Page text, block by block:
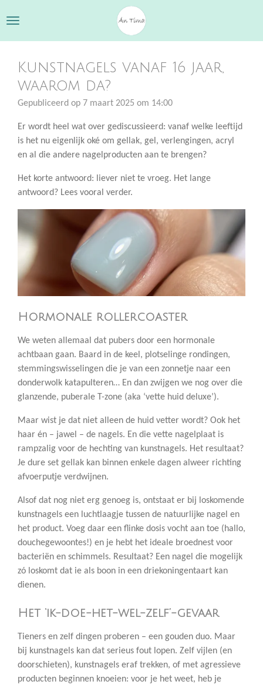
direct
naar
hoofdinhoud
Kunstnagels vanaf 16 jaar,
waarom da?
Gepubliceerd op 7 maart 2025 om 14:00
Er wordt heel wat over gediscussieerd: vanaf welke leeftijd
is het nu eigenlijk oké om gellak, gel, verlengingen, acryl
en al die andere nagelproducten aan te brengen?
Het korte antwoord: liever niet te vroeg. Het lange
antwoord? Lees vooral verder.
Hormonale rollercoaster
We weten allemaal dat pubers door een hormonale
achtbaan gaan. Baard in de keel, plotselinge rondingen,
stemmingswisselingen die je van een zonnetje naar een
donderwolk katapulteren… En dan zwijgen we nog over die
glanzende, puberale T-zone (aka ‘vette huid deluxe’).
Maar wist je dat niet alleen de huid vetter wordt? Ook het
haar én – jawel – de nagels. En die vette nagelplaat is
rampzalig voor de hechting van kunstnagels. Het resultaat?
Je dure set gellak kan binnen enkele dagen alweer richting
afvoerputje verdwijnen.
Alsof dat nog niet erg genoeg is, ontstaat er bij loskomende
kunstnagels een luchtlaagje tussen de natuurlijke nagel en
het product. Voeg daar een flinke dosis vocht aan toe (hallo,
douchegewoontes!) en je hebt het ideale broednest voor
bacteriën en schimmels. Resultaat? Een nagel die mogelijk
zó loskomt dat ie als boon in een driekoningentaart kan
dienen.
Het ‘ik-doe-het-wel-zelf’-gevaar
Tieners en zelf dingen proberen – een gouden duo. Maar
bij kunstnagels kan dat serieus fout lopen. Zelf vijlen (en
doorschieten), kunstnagels eraf trekken, of met agressieve
producten beginnen knoeien: voor je het weet, heb je